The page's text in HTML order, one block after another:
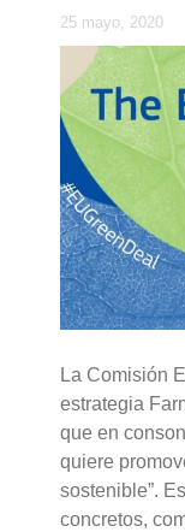
25 mayo, 2020
La Comisión
estrategia
que en
quiere
sostenible”.
concretos,